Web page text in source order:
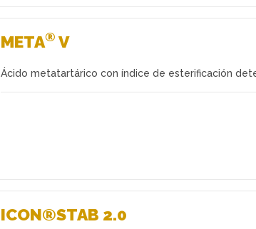
META® V
Ácido metatartárico con índice de esterificación
ICON®STAB 2.0